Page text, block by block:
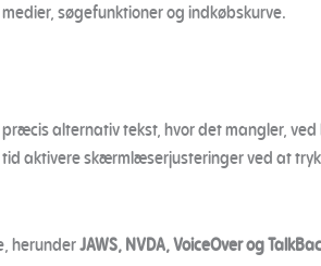
søgefunktioner og indkøbskurve.
alternativ tekst, hvor det mangler,
aktivere skærmlæserjusteringer ved at
herunderJAWS, NVDA, VoiceOver og